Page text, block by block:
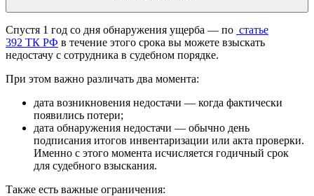
Спустя 1 год со дня обнаружения ущерба — по статье
392 ТК РФ в течение этого срока вы можете взыскать
недостачу с сотрудника в судебном порядке.
При этом важно различать два момента:
дата возникновения недостачи — когда фактически
появились потери;
дата обнаружения недостачи — обычно день
подписания итогов инвентаризации или акта проверки.
Именно с этого момента исчисляется годичный срок
для судебного взыскания.
Также есть важные ограничения: